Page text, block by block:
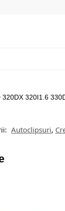
320I1.6
Autoclipsuri,